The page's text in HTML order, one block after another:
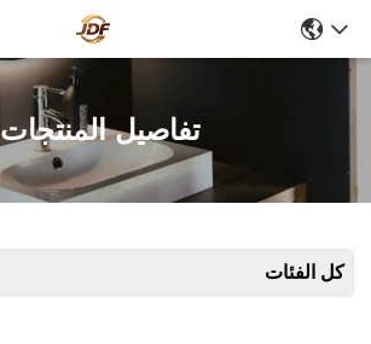
تفاصيل المنتجات
كل الفئات